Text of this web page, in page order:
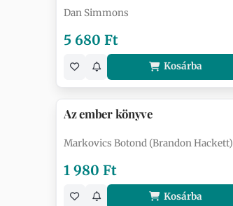
Dan Simmons
5 680 Ft
Kosárba
Az ember könyve
Markovics Botond (Brandon Hackett)
1 980 Ft
Kosárba